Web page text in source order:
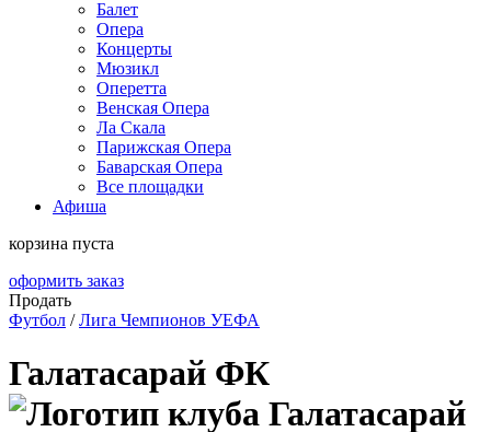
Балет
Опера
Концерты
Мюзикл
Оперетта
Венская Опера
Ла Скала
Парижская Опера
Баварская Опера
Все площадки
Афиша
корзина пуста
оформить заказ
Продать
Футбол /Лига Чемпионов УЕФА
Галатасарай ФК